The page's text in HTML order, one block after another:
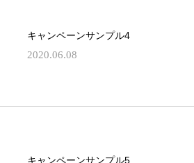
キャンペーンサンプル4
2020.06.08
キャンペーンサンプル5